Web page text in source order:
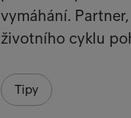
vymáhání.
životního cyklu
Tipy